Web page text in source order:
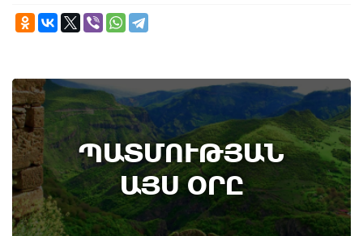
ՊԱՏՄՈՒԹՅԱՆ
ԱՅՍ ՕՐԸ
8th of August
Административный суд удовлетворил иск ААЦ
по делу монастыря Ованаванк